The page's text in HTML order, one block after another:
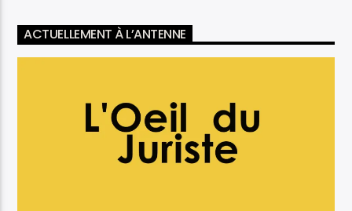
ACTUELLEMENT À L’ANTENNE